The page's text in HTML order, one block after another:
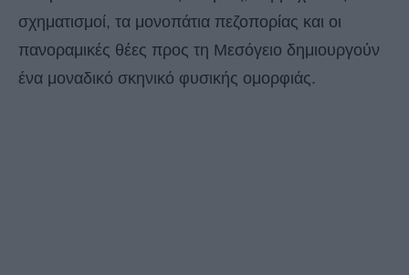
σχηματισμοί, τα μονοπάτια πεζοπορίας και οι
πανοραμικές θέες προς τη Μεσόγειο δημιουργούν
ένα μοναδικό σκηνικό φυσικής ομορφιάς.